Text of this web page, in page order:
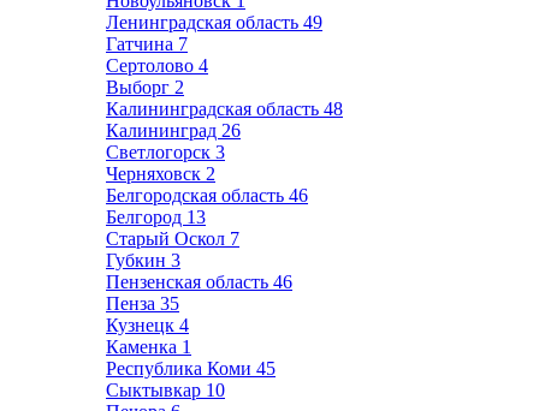
Ленинградская область 49
Гатчина 7
Сертолово 4
Выборг 2
Калининградская область 48
Калининград 26
Светлогорск 3
Черняховск 2
Белгородская область 46
Белгород 13
Старый Оскол 7
Губкин 3
Пензенская область 46
Пенза 35
Кузнецк 4
Каменка 1
Республика Коми 45
Сыктывкар 10